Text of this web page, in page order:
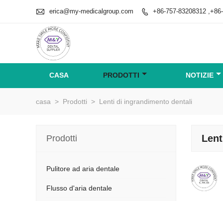
 erica@my-medicalgroup.com  +86-757-83208312
CASA PRODOTTI NOTIZIE
casa > Prodotti > Lenti di ingrandimento dentali
Prodotti
Pulitore ad aria dentale
Flusso d'aria dentale